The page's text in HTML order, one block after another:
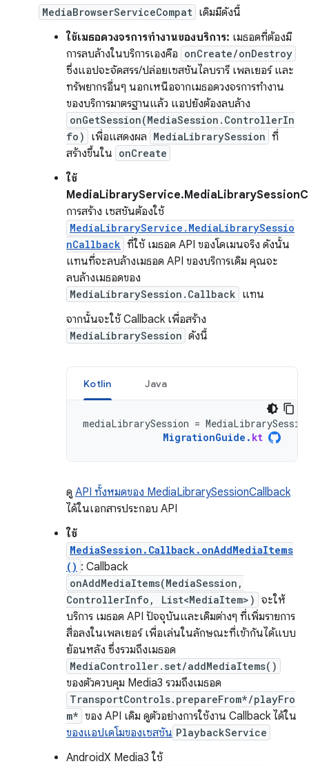
MediaBrowserServiceCompat เดิมมีดังนี้
ใช้เมธอดวงจรการทำงานของบริการ: เมธอดที่ต้องมี
การลบล้างในบริการเองคือ onCreate/onDestroy
ซึ่งแอปจะจัดสรร/ปล่อยเซสชันไลบรารี เพลเยอร์ และ
ทรัพยากรอื่นๆ นอกเหนือจากเมธอดวงจรการทำงาน
ของบริการมาตรฐานแล้ว แอปยังต้องลบล้าง
onGetSession(MediaSession.ControllerIn
fo)
เพื่อแสดงผล MediaLibrarySession ที่
สร้างขึ้นใน onCreate
ใช้
การสร้าง เซสชันต้องใช้
MediaLibraryService.MediaLibrarySessio
nCallback ที่ใช้ เมธอด API ของโดเมนจริง ดังนั้น
แทนที่จะลบล้างเมธอด API ของบริการเดิม คุณจะ
ลบล้างเมธอดของ
MediaLibrarySession.Callback แทน
จากนั้นจะใช้ Callback เพื่อสร้าง
MediaLibrarySession ดังนี้
Kotlin Java
mediaLibrarySession =
MigrationGuide . kt
ดู API ทั้งหมดของ MediaLibrarySessionCallback
ได้ในเอกสารประกอบ API
ใช้
MediaSession.Callback.onAddMediaItems
() : Callback
onAddMediaItems(MediaSession,
ControllerInfo, List<MediaItem>) จะให้
บริการ เมธอด API ปัจจุบันและเดิมต่างๆ ที่เพิ่มรายการ
สื่อลงในเพลเยอร์ เพื่อเล่นในลักษณะที่เข้ากันได้แบบ
ย้อนหลัง ซึ่งรวมถึงเมธอด
MediaController.set/addMediaItems()
ของตัวควบคุม Media3 รวมถึงเมธอด
TransportControls.prepareFrom*/playFro
m* ของ API เดิม ดูตัวอย่างการใช้งาน Callback ได้ใน
ของแอปเดโมของเซสชัน PlaybackService
AndroidX Media3 ใช้